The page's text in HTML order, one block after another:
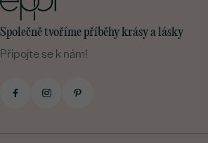
Společně tvoříme příběhy krásy a lásky
Připojte se k nám!